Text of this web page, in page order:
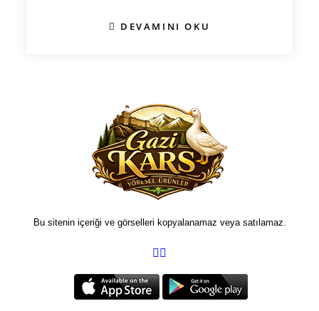
DEVAMINI OKU
Bu sitenin içeriği ve görselleri kopyalanamaz veya satılamaz.